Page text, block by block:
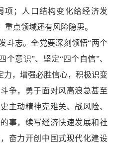
项；人口结构变化给经济发
点领域还有风险隐患。
志。全党要深刻领悟“两个
个意识”、坚定“四个自信”、
力，增强必胜信心，积极识变
争，勇于面对风高浪急甚至
主动精神克难关、战风险、
事，续写经济快速发展和社
奋力开创中国式现代化建设